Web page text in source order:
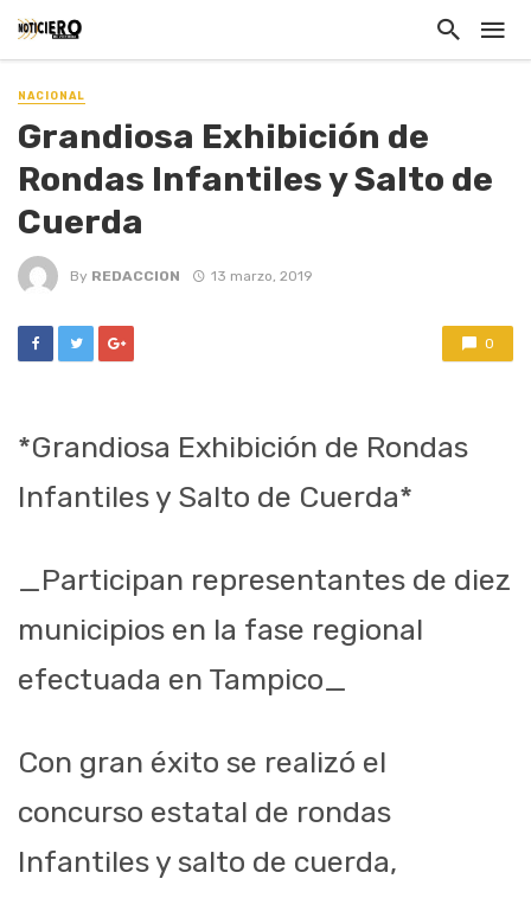
NACIONAL
Grandiosa Exhibición de
Rondas Infantiles y Salto de
Cuerda
By REDACCION 13 marzo, 2019
0
*Grandiosa Exhibición de Rondas
Infantiles y Salto de Cuerda*
_Participan representantes de diez
municipios en la fase regional
efectuada en Tampico_
Con gran éxito se realizó el
concurso estatal de rondas
Infantiles y salto de cuerda,